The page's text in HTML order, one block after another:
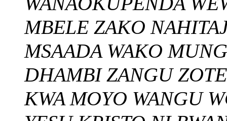
MBELE ZAKO
MSAADA WAKO
DHAMBI ZANGU
KWA MOYO WANGU